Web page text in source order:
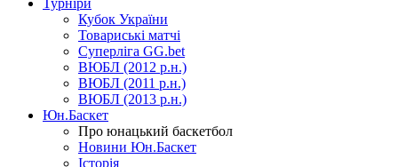
Турніри
Кубок України
Товариські матчі
Суперліга GG.bet
ВЮБЛ (2012 р.н.)
ВЮБЛ (2011 р.н.)
ВЮБЛ (2013 р.н.)
Юн.Баскет
Про юнацький баскетбол
Новини Юн.Баскет
Історія